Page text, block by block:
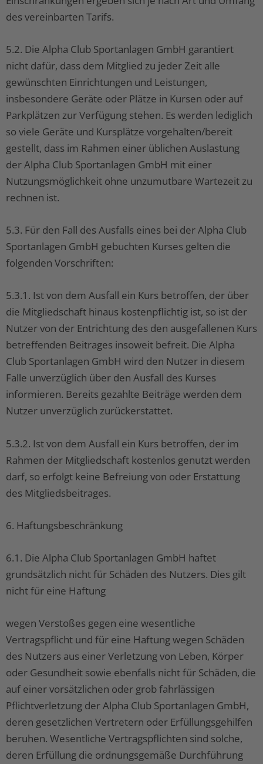
des vereinbarten Tarifs.
5.2. Die Alpha Club Sportanlagen GmbH garantiert
nicht dafür, dass dem Mitglied zu jeder Zeit alle
gewünschten Einrichtungen und Leistungen,
insbesondere Geräte oder Plätze in Kursen oder auf
Parkplätzen zur Verfügung stehen. Es werden lediglich
so viele Geräte und Kursplätze vorgehalten/bereit
gestellt, dass im Rahmen einer üblichen Auslastung
der Alpha Club Sportanlagen GmbH mit einer
Nutzungsmöglichkeit ohne unzumutbare Wartezeit zu
rechnen ist.
5.3. Für den Fall des Ausfalls eines bei der Alpha Club
Sportanlagen GmbH gebuchten Kurses gelten die
folgenden Vorschriften:
5.3.1. Ist von dem Ausfall ein Kurs betroffen, der über
die Mitgliedschaft hinaus kostenpflichtig ist, so ist der
Nutzer von der Entrichtung des den ausgefallenen Kurs
betreffenden Beitrages insoweit befreit. Die Alpha
Club Sportanlagen GmbH wird den Nutzer in diesem
Falle unverzüglich über den Ausfall des Kurses
informieren. Bereits gezahlte Beiträge werden dem
Nutzer unverzüglich zurückerstattet.
5.3.2. Ist von dem Ausfall ein Kurs betroffen, der im
Rahmen der Mitgliedschaft kostenlos genutzt werden
darf, so erfolgt keine Befreiung von oder Erstattung
des Mitgliedsbeitrages.
6. Haftungsbeschränkung
6.1. Die Alpha Club Sportanlagen GmbH haftet
grundsätzlich nicht für Schäden des Nutzers. Dies gilt
nicht für eine Haftung
wegen Verstoßes gegen eine wesentliche
Vertragspflicht und für eine Haftung wegen Schäden
des Nutzers aus einer Verletzung von Leben, Körper
oder Gesundheit sowie ebenfalls nicht für Schäden, die
auf einer vorsätzlichen oder grob fahrlässigen
Pflichtverletzung der Alpha Club Sportanlagen GmbH,
deren gesetzlichen Vertretern oder Erfüllungsgehilfen
beruhen. Wesentliche Vertragspflichten sind solche,
deren Erfüllung die ordnungsgemäße Durchführung